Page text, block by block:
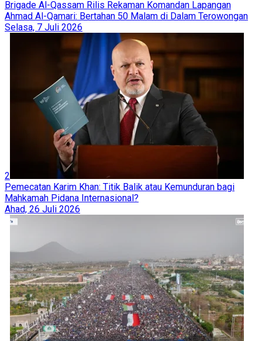
Brigade Al-Qassam Rilis Rekaman Komandan Lapangan
Ahmad Al-Qamari: Bertahan 50 Malam di Dalam Terowongan
Selasa, 7 Juli 2026
2
Pemecatan Karim Khan: Titik Balik atau Kemunduran bagi
Mahkamah Pidana Internasional?
Ahad, 26 Juli 2026